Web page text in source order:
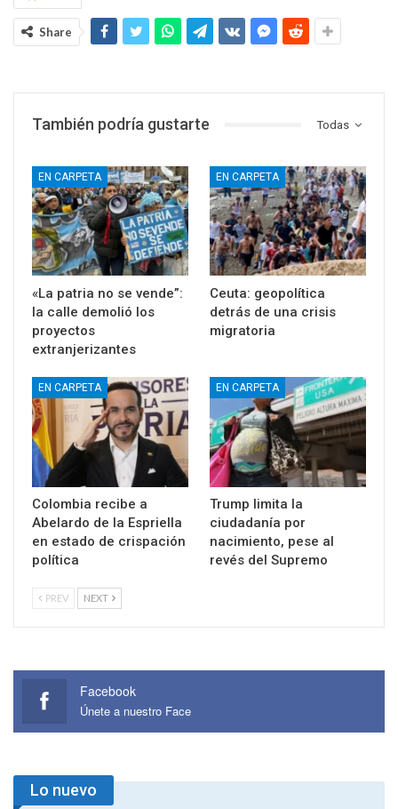
Share
Todas
También podría gustarte
EN CARPETA
«La patria no se vende”:
la calle demolió los
proyectos
extranjerizantes
EN CARPETA
Ceuta: geopolítica
detrás de una crisis
migratoria
EN CARPETA
Colombia recibe a
Abelardo de la Espriella
en estado de crispación
política
EN CARPETA
Trump limita la
ciudadanía por
nacimiento, pese al
revés del Supremo
PREV NEXT
Facebook
Únete a nuestro Face
Lo nuevo